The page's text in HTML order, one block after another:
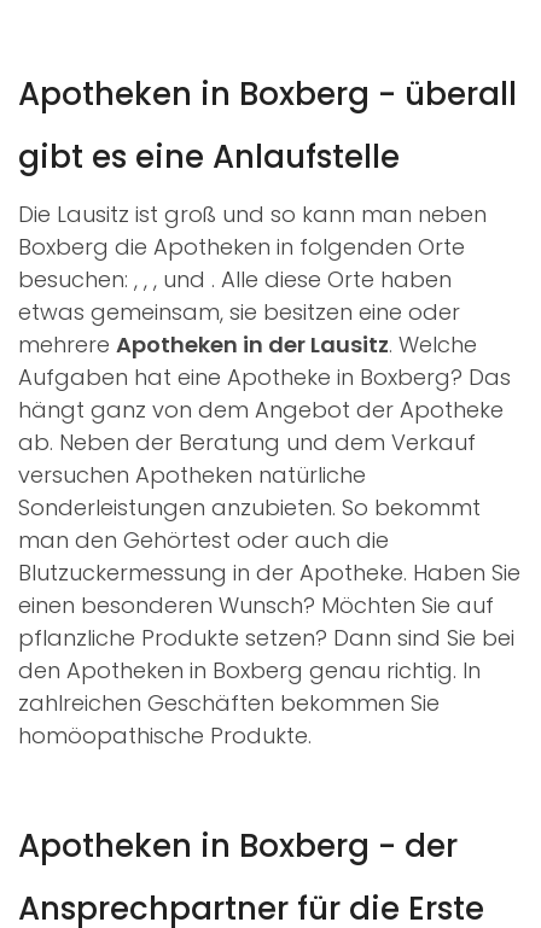
Apotheken in Boxberg - überall
gibt es eine Anlaufstelle
Die Lausitz ist groß und so kann man neben
Boxberg die Apotheken in folgenden Orte
besuchen: , , , und . Alle diese Orte haben
etwas gemeinsam, sie besitzen eine oder
mehrere Apotheken in der Lausitz. Welche
Aufgaben hat eine Apotheke in Boxberg? Das
hängt ganz von dem Angebot der Apotheke
ab. Neben der Beratung und dem Verkauf
versuchen Apotheken natürliche
Sonderleistungen anzubieten. So bekommt
man den Gehörtest oder auch die
Blutzuckermessung in der Apotheke. Haben Sie
einen besonderen Wunsch? Möchten Sie auf
pflanzliche Produkte setzen? Dann sind Sie bei
den Apotheken in Boxberg genau richtig. In
zahlreichen Geschäften bekommen Sie
homöopathische Produkte.
Apotheken in Boxberg - der
Ansprechpartner für die Erste